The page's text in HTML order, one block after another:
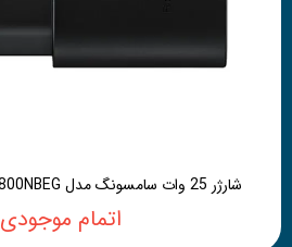
شارژر 25 وات سامسونگ مدل EP-TA800NBEG (کپی AAA)
اتمام موجودی